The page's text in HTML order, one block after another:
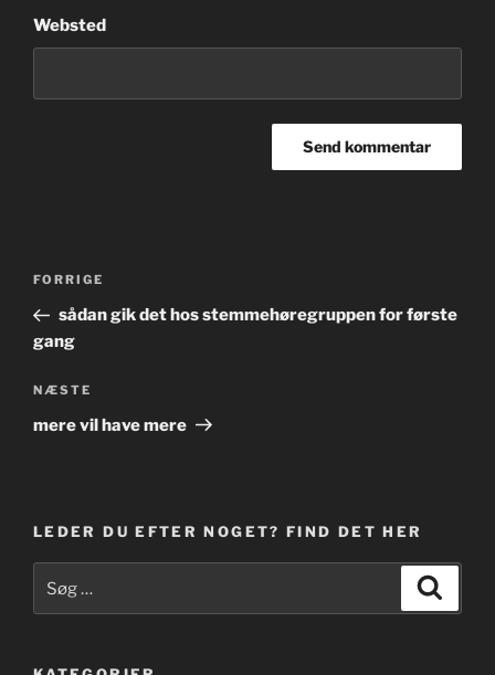
Websted
Indlægsnavigation
Forrige
indlæg
FORRIGE
sådan gik det hos stemmehøregruppen for første
gang
Næste
indlæg
NÆSTE
mere vil have mere
LEDER DU EFTER NOGET? FIND DET HER
efter: